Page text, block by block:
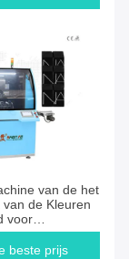
van de het
de Kleuren
voor
gevormde
beste prijs